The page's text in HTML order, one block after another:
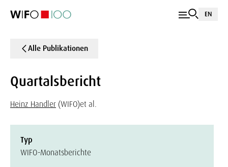
EN
Alle Publikationen
Quartalsbericht
Heinz Handler (WIFO)et al.
Typ
WIFO-Monatsberichte